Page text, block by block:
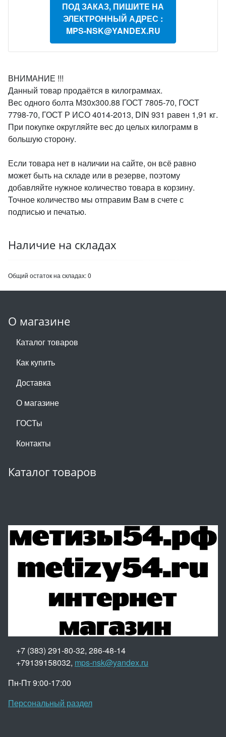
ПОД ЗАКАЗ, ПИШИТЕ НА
ЭЛЕКТРОННЫЙ АДРЕС :
MPS-NSK@YANDEX.RU
ВНИМАНИЕ !!!
Данный товар продаётся в килограммах.
Вес одного болта М30х300.88 ГОСТ 7805-70, ГОСТ
7798-70, ГОСТ Р ИСО 4014-2013, DIN 931 равен 1,91 кг.
При покупке округляйте вес до целых килограмм в
большую сторону.
Если товара нет в наличии на сайте, он всё равно
может быть на складе или в резерве, поэтому
добавляйте нужное количество товара в корзину.
Точное количество мы отправим Вам в счете с
подписью и печатью.
Наличие на складах
Общий остаток на складах:0
О магазине
Каталог товаров
Как купить
Доставка
О магазине
ГОСТы
Контакты
Каталог товаров
+7 (383) 291-80-32, 286-48-14
+79139158032, mps-nsk@yandex.ru
Пн-Пт 9:00-17:00
Персональный раздел